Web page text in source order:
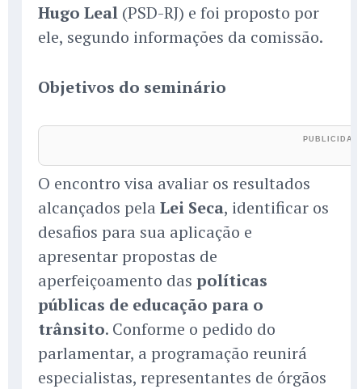
Hugo Leal (PSD-RJ) e foi proposto por
ele, segundo informações da comissão.
Objetivos do seminário
O encontro visa avaliar os resultados
alcançados pela Lei Seca, identificar os
desafios para sua aplicação e
apresentar propostas de
aperfeiçoamento das políticas
públicas de educação para o
trânsito. Conforme o pedido do
parlamentar, a programação reunirá
especialistas, representantes de órgãos